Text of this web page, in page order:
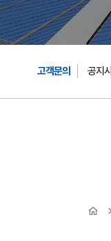
고객문의 공지